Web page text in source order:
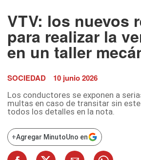
VTV: los nuevos
para realizar la
en un taller
SOCIEDAD 10 junio 2026
Los conductores se exponen a
multas en caso de transitar sin
todos los detalles en la nota.
+Agregar MinutoUno en